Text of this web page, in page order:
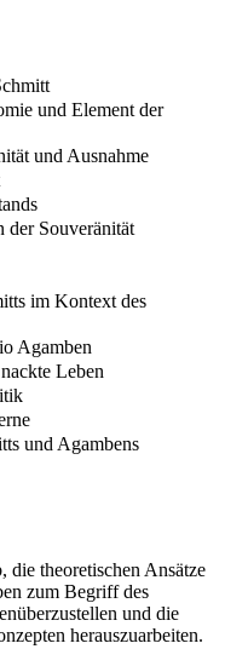
und Element der
und Ausnahme
der Souveränität
im Kontext des
Agamben
Leben
und Agambens
theoretischen Ansätze
zum Begriff des
und die
herauszuarbeiten.